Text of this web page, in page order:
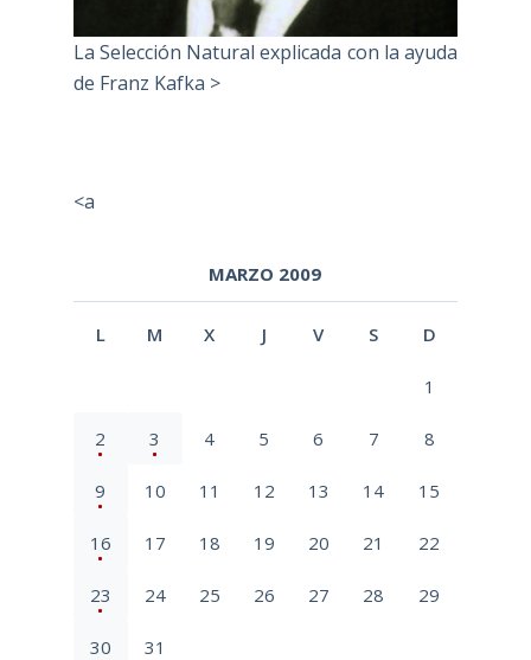
La Selección Natural explicada con la ayuda
de Franz Kafka >
<a
MARZO 2009
L M X J V S D
1
2 3 4 5 6 7 8
9 10 11 12 13 14 15
16 17 18 19 20 21 22
23 24 25 26 27 28 29
30 31